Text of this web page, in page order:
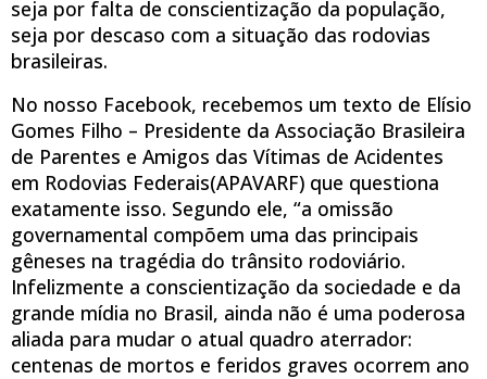
seja por falta de conscientização da população,
seja por descaso com a situação das rodovias
brasileiras.
No nosso Facebook, recebemos um texto de Elísio
Gomes Filho – Presidente da Associação Brasileira
de Parentes e Amigos das Vítimas de Acidentes
em Rodovias Federais(APAVARF) que questiona
exatamente isso. Segundo ele, “a omissão
governamental compõem uma das principais
gêneses na tragédia do trânsito rodoviário.
Infelizmente a conscientização da sociedade e da
grande mídia no Brasil, ainda não é uma poderosa
aliada para mudar o atual quadro aterrador:
centenas de mortos e feridos graves ocorrem ano